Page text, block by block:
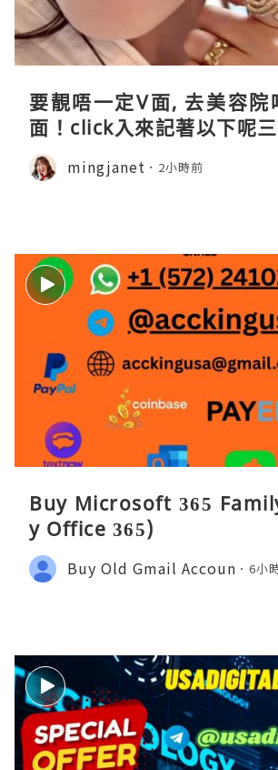
要靚唔一定V面, 去美容院
面！click入來記著以下呢三
mingjanet 2小時前
Buy Microsoft 365
y Office 365)
Buy Old Gmail Accoun 6小